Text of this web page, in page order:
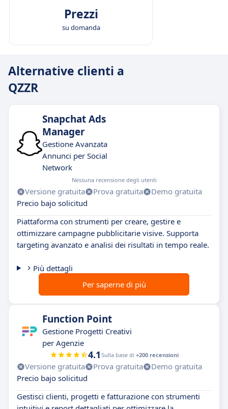
Prezzi
su domanda
Alternative clienti a
QZZR
Snapchat Ads
Manager
Gestione Avanzata
Annunci per Social
Network
Nessuna recensione degli utenti
Versione gratuita Prova gratuita
Demo gratuita
Precio bajo solicitud
Piattaforma con strumenti per creare, gestire e
ottimizzare campagne pubblicitarie visive. Supporta
targeting avanzato e analisi dei risultati in tempo reale.
Più dettagli
Per saperne di più
Function Point
Gestione Progetti Creativi
per Agenzie
4.1 Sulla base di +200 recensioni
Versione gratuita Prova gratuita
Demo gratuita
Precio bajo solicitud
Gestisci clienti, progetti e fatturazione con strumenti